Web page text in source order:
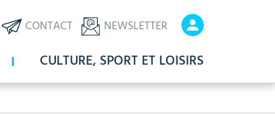
En-
tête
-
En-
tête
Communication
CONTACT NEWSLETTER
CULTURE, SPORT ET LOISIRS